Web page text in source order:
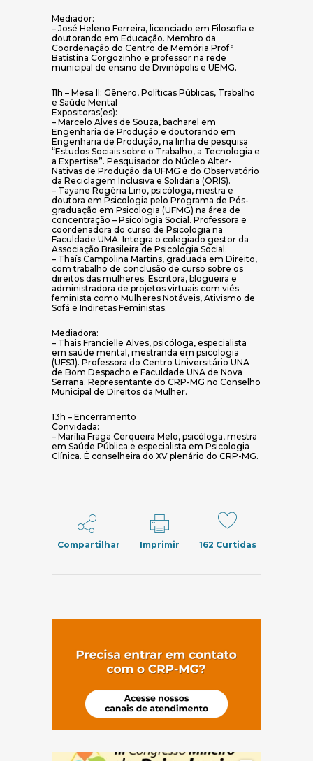
Mediador:
– José Heleno Ferreira, licenciado em Filosofia e
doutorando em Educação. Membro da
Coordenação do Centro de Memória Profª
Batistina Corgozinho e professor na rede
municipal de ensino de Divinópolis e UEMG.
11h – Mesa II: Gênero, Políticas Públicas, Trabalho
e Saúde Mental
Expositoras(es):
– Marcelo Alves de Souza, bacharel em
Engenharia de Produção e doutorando em
Engenharia de Produção, na linha de pesquisa
“Estudos Sociais sobre o Trabalho, a Tecnologia e
a Expertise”. Pesquisador do Núcleo Alter-
Nativas de Produção da UFMG e do Observatório
da Reciclagem Inclusiva e Solidária (ORIS).
– Tayane Rogéria Lino, psicóloga, mestra e
doutora em Psicologia pelo Programa de Pós-
graduação em Psicologia (UFMG) na área de
concentração – Psicologia Social. Professora e
coordenadora do curso de Psicologia na
Faculdade UMA. Integra o colegiado gestor da
Associação Brasileira de Psicologia Social.
– Thaís Campolina Martins, graduada em Direito,
com trabalho de conclusão de curso sobre os
direitos das mulheres. Escritora, blogueira e
administradora de projetos virtuais com viés
feminista como Mulheres Notáveis, Ativismo de
Sofá e Indiretas Feministas.
Mediadora:
– Thais Francielle Alves, psicóloga, especialista
em saúde mental, mestranda em psicologia
(UFSJ). Professora do Centro Universitário UNA
de Bom Despacho e Faculdade UNA de Nova
Serrana. Representante do CRP-MG no Conselho
Municipal de Direitos da Mulher.
13h – Encerramento
Convidada:
– Marília Fraga Cerqueira Melo, psicóloga, mestra
em Saúde Pública e especialista em Psicologia
Clínica. É conselheira do XV plenário do CRP-MG.
Compartilhar Imprimir 162 Curtidas